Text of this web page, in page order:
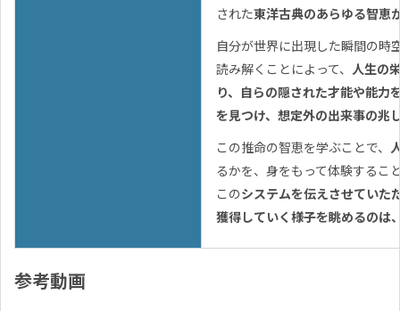
された東洋古典のあらゆる智恵
自分が世界に出現した瞬間の時
読み解くことによって、 人生の
り、自らの隠された才能や能力
を見つけ、想定外の出来事の兆
この推命の智恵を学ぶことで、
るかを、身をもって体験するこ
このシステムを伝えさせていた
獲得していく様子を眺めるのは
参考動画